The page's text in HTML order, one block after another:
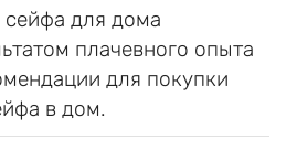
для дома
плачевного опыта
для покупки
в дом.